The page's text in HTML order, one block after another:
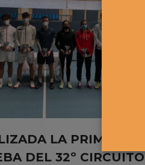
LA PRIMERA
DEL 32º CIRCUITO